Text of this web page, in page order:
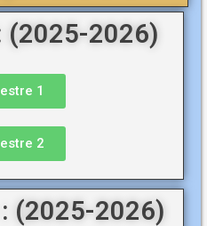
(2025-2026)
1
2
(2025-2026)